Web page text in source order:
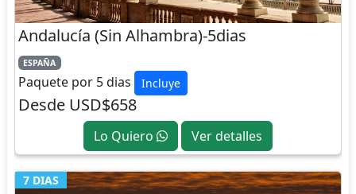
Andalucía (Sin Alhambra)-5dias
ESPAÑA
Paquete por 5 dias Incluye
Desde USD$658
Lo Quiero Ver detalles
7 DIAS